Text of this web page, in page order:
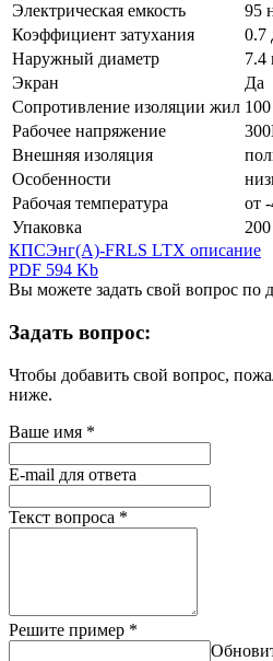
Электрическая емкость
95
Коэффициент затухания
0.7
Наружный диаметр
7.4
Экран
Да
Сопротивление изоляции жил
Рабочее напряжение
Внешняя изоляция
Особенности
Рабочая температура
от
Упаковка
КПСЭнг(А)-FRLS LTX описание
PDF 594 Kb
Вы можете задать свой вопрос по
Задать вопрос:
Чтобы добавить свой вопрос,
ниже.
Ваше имя *
E-mail для ответа
Текст вопроса *
Решите пример *